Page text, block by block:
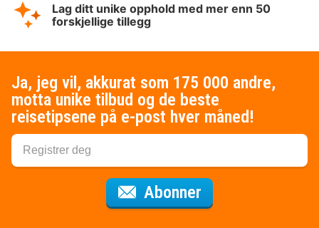
Lag ditt unike opphold med mer enn 50
forskjellige tillegg
Ja, jeg vil, akkurat som 175 000 andre,
motta unike tilbud og de beste
reisetipsene på e-post hver måned!
Abonner